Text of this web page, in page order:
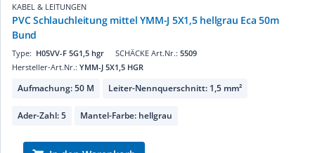
KABEL & LEITUNGEN
PVC Schlauchleitung mittel YMM-J 5X1,5 hellgrau Eca 50m
Bund
SCHÄCKE Art.Nr.: 5509
Type: H05VV-F 5G1,5 hgr
Hersteller-Art.Nr.: YMM-J 5X1,5 HGR
Aufmachung: 50 M Leiter-Nennquerschnitt: 1,5 mm²
Ader-Zahl: 5 Mantel-Farbe: hellgrau